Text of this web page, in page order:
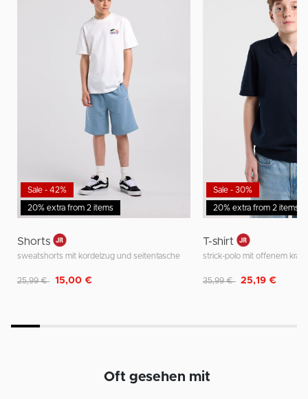
20% extra from 2 items
Sale - 42%
Shorts
sweatshorts mit kordelzug und seitentasche
Reduziert von
25,99 € auf
15,00 €
20% extra from 2 items
Sale - 30%
T-shirt
Reduziert von
35,99 € auf
25,19 €
Oft gesehen mit